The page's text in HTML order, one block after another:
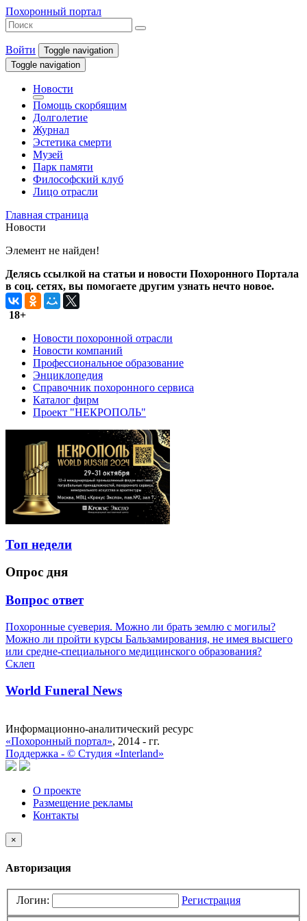
Похоронный портал
Войти
Toggle navigation
Toggle navigation
Новости
Помощь скорбящим
Долголетие
Журнал
Эстетика смерти
Музей
Парк памяти
Философский клуб
Лицо отрасли
Главная страница
Новости
Элемент не найден!
Делясь ссылкой на статьи и новости Похоронного Портала
в соц. сетях, вы помогаете другим узнать нечто новое.
18+
Новости похоронной отрасли
Новости компаний
Профессиональное образование
Энциклопедия
Справочник похоронного сервиса
Каталог фирм
Проект "НЕКРОПОЛЬ"
Топ недели
Опрос дня
Вопрос ответ
Похоронные суеверия. Можно ли брать землю с могилы?
Можно ли пройти курсы Бальзамирования, не имея высшего
или средне-специального медицинского образования?
Склеп
World Funeral News
Информационно-аналитический ресурс
«Похоронный портал», 2014 - гг.
Поддержка - © Cтудия «Interland»
О проекте
Размещение рекламы
Контакты
×
Авторизация
Логин: Регистрация